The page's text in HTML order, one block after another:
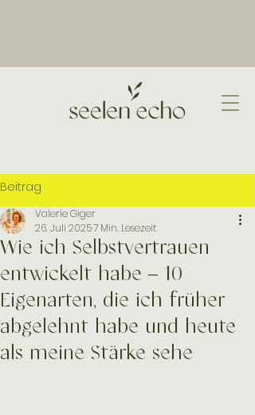
Beitrag
Wie ich Selbstvertrauen
entwickelt habe – 10
Eigenarten, die ich früher
abgelehnt habe und heute
als meine Stärke sehe
Valerie Giger
26. Juli 20257 Min. Lesezeit